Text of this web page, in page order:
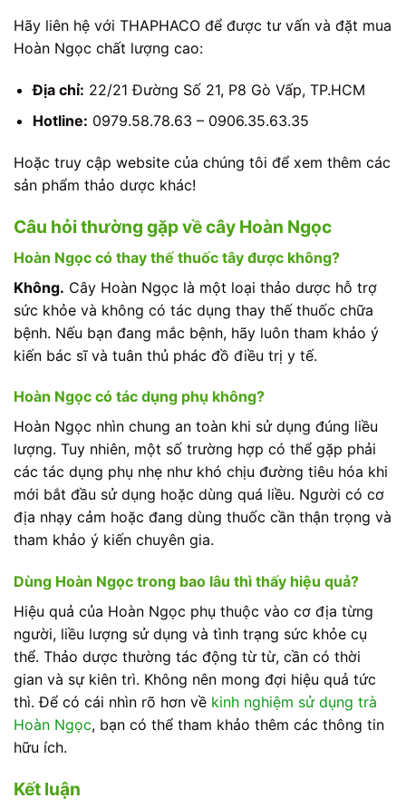
Hãy liên hệ với THAPHACO để được tư vấn và đặt mua
Hoàn Ngọc chất lượng cao:
Địa chỉ: 22/21 Đường Số 21, P8 Gò Vấp, TP.HCM
Hotline: 0979.58.78.63 – 0906.35.63.35
Hoặc truy cập website của chúng tôi để xem thêm các
sản phẩm thảo dược khác!
Câu hỏi thường gặp về cây Hoàn Ngọc
Hoàn Ngọc có thay thế thuốc tây được không?
Không. Cây Hoàn Ngọc là một loại thảo dược hỗ trợ
sức khỏe và không có tác dụng thay thế thuốc chữa
bệnh. Nếu bạn đang mắc bệnh, hãy luôn tham khảo ý
kiến bác sĩ và tuân thủ phác đồ điều trị y tế.
Hoàn Ngọc có tác dụng phụ không?
Hoàn Ngọc nhìn chung an toàn khi sử dụng đúng liều
lượng. Tuy nhiên, một số trường hợp có thể gặp phải
các tác dụng phụ nhẹ như khó chịu đường tiêu hóa khi
mới bắt đầu sử dụng hoặc dùng quá liều. Người có cơ
địa nhạy cảm hoặc đang dùng thuốc cần thận trọng và
tham khảo ý kiến chuyên gia.
Dùng Hoàn Ngọc trong bao lâu thì thấy hiệu quả?
Hiệu quả của Hoàn Ngọc phụ thuộc vào cơ địa từng
người, liều lượng sử dụng và tình trạng sức khỏe cụ
thể. Thảo dược thường tác động từ từ, cần có thời
gian và sự kiên trì. Không nên mong đợi hiệu quả tức
thì. Để có cái nhìn rõ hơn về kinh nghiệm sử dụng trà
Hoàn Ngọc, bạn có thể tham khảo thêm các thông tin
hữu ích.
Kết luận